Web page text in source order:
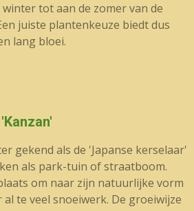
tot aan de zomer van de
juiste plantenkeuze biedt dus
lang bloei.
gekend als de 'Japanse kerselaar'
als park-tuin of straatboom.
om naar zijn natuurlijke vorm
te veel snoeiwerk. De groeiwijze